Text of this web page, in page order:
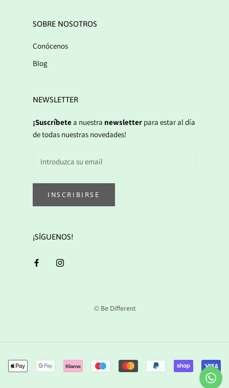
SOBRE NOSOTROS
Conócenos
Blog
NEWSLETTER
¡Suscríbetea nuestra newsletter para estar al día
de todas nuestras novedades!
INSCRIBIRSE
¡SÍGUENOS!
© Be Different